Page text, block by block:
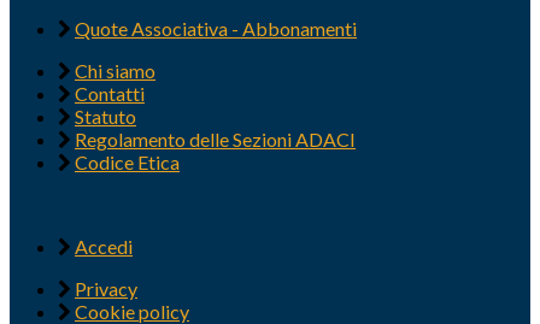
Quote Associativa - Abbonamenti
Chi siamo
Contatti
Statuto
Regolamento delle Sezioni ADACI
Codice Etica
Accedi
Privacy
Cookie policy